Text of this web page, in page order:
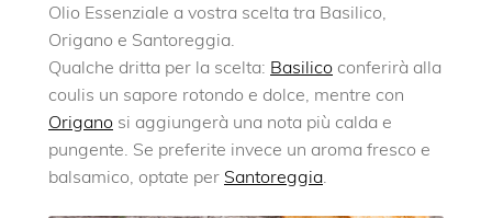
Olio Essenziale a vostra scelta tra Basilico,
Origano e Santoreggia.
Qualche dritta per la scelta: Basilico conferirà alla
coulis un sapore rotondo e dolce, mentre con
Origano si aggiungerà una nota più calda e
pungente. Se preferite invece un aroma fresco e
balsamico, optate per Santoreggia.